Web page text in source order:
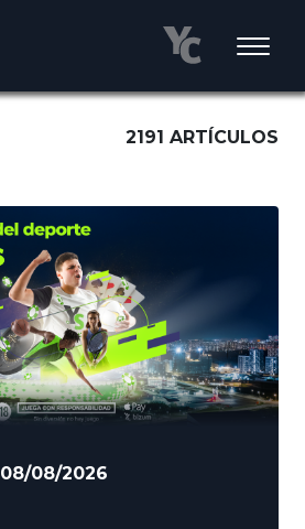
2191 ARTÍCULOS
08/08/2026